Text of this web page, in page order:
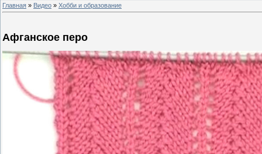
Главная » Видео » Хобби и образование
Афганское перо